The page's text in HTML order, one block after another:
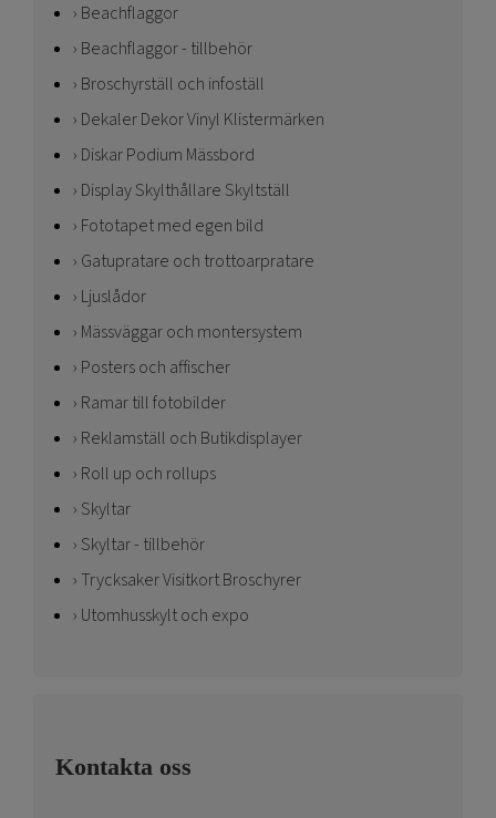
Beachflaggor
Beachflaggor - tillbehör
Broschyrställ och infoställ
Dekaler Dekor Vinyl Klistermärken
Diskar Podium Mässbord
Display Skylthållare Skyltställ
Fototapet med egen bild
Gatupratare och trottoarpratare
Ljuslådor
Mässväggar och montersystem
Posters och affischer
Ramar till fotobilder
Reklamställ och Butikdisplayer
Roll up och rollups
Skyltar
Skyltar - tillbehör
Trycksaker Visitkort Broschyrer
Utomhusskylt och expo
Kontakta oss